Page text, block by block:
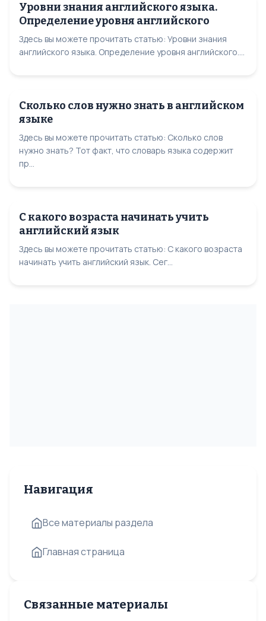
Уровни знания английского языка.
Определение уровня английского
Здесь вы можете прочитать статью: Уровни знания
английского языка. Определение уровня английского....
Сколько слов нужно знать в английском
языке
Здесь вы можете прочитать статью: Сколько слов
нужно знать? Тот факт, что словарь языка содержит
пр...
С какого возраста начинать учить
английский язык
Здесь вы можете прочитать статью: С какого возраста
начинать учить английский язык. Сег...
Навигация
Все материалы раздела
Главная страница
Связанные материалы